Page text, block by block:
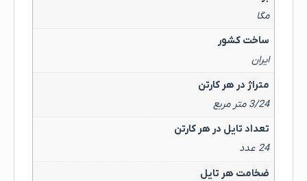
مگا
ساخت کشور
ایران
متراژ در هر کارتن
3/24 متر مربع
تعداد تایل در هر کارتن
24 عدد
ضخامت هر تایل